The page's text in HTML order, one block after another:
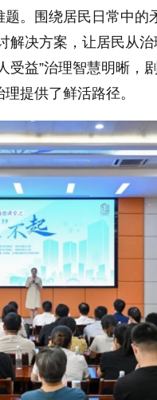
。围绕居民日常中的
解决方案，让居民从治
受益”治理智慧明晰，
提供了鲜活路径。